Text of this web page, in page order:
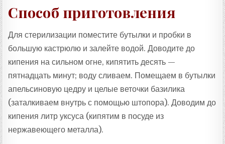
Способ приготовления
Для стерилизации поместите бутылки и пробки в
большую кастрюлю и залейте водой. Доводите до
кипения на сильном огне, кипятить десять —
пятнадцать минут; воду сливаем. Помещаем в бутылки
апельсиновую цедру и целые веточки базилика
(заталкиваем внутрь с помощью штопора). Доводим до
кипения литр уксуса (кипятим в посуде из
нержавеющего металла).